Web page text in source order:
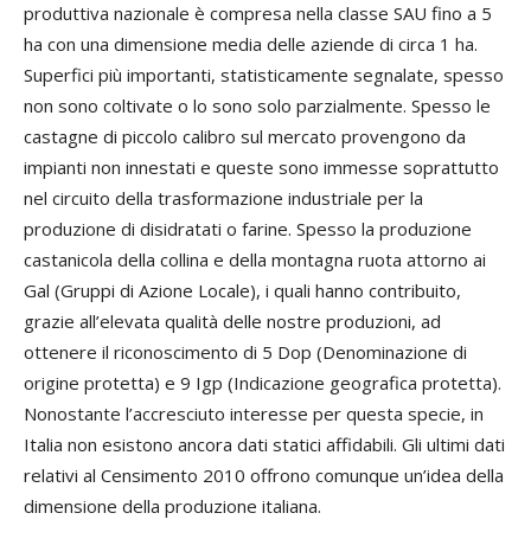
produttiva nazionale è compresa nella classe SAU fino a 5
ha con una dimensione media delle aziende di circa 1 ha.
Superfici più importanti, statisticamente segnalate, spesso
non sono coltivate o lo sono solo parzialmente. Spesso le
castagne di piccolo calibro sul mercato provengono da
impianti non innestati e queste sono immesse soprattutto
nel circuito della trasformazione industriale per la
produzione di disidratati o farine. Spesso la produzione
castanicola della collina e della montagna ruota attorno ai
Gal (Gruppi di Azione Locale), i quali hanno contribuito,
grazie all’elevata qualità delle nostre produzioni, ad
ottenere il riconoscimento di 5 Dop (Denominazione di
origine protetta) e 9 Igp (Indicazione geografica protetta).
Nonostante l’accresciuto interesse per questa specie, in
Italia non esistono ancora dati statici affidabili. Gli ultimi dati
relativi al Censimento 2010 offrono comunque un’idea della
dimensione della produzione italiana.